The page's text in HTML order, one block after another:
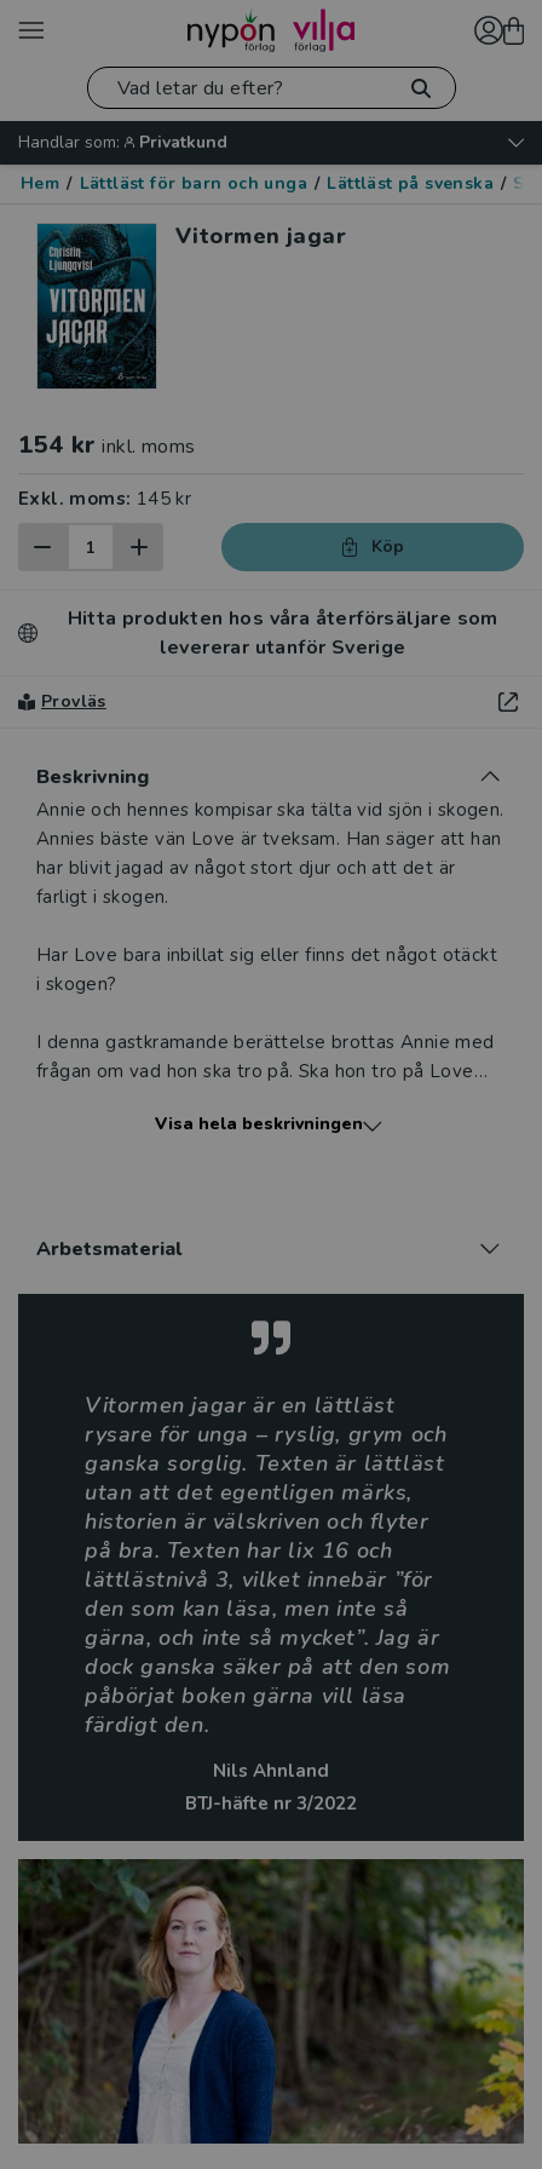
Handlar som:
Privatkund
Hem / Lättläst för barn och unga / Lättläst på svenska /
Vitormen jagar
154 kr inkl. moms
Exkl. moms: 145 kr
Köp
Hitta produkten hos våra återförsäljare som
levererar utanför Sverige
Provläs
Beskrivning
Beskrivning
Annie och hennes kompisar ska tälta vid sjön i skogen.
Annies bäste vän Love är tveksam. Han säger att han
har blivit jagad av något stort djur och att det är
farligt i skogen.
Har Love bara inbillat sig eller finns det något otäckt
i skogen?
I denna gastkramande berättelse brottas Annie med
frågan om vad hon ska tro på. Ska hon tro på Love
såg hon egentligen den där kvällen? Kan Annie ens
Det är en skräckhistoria och samtidigt en fin skildring
av vänskap och tillit. På ett rakt och enkelt språk
förmedlar den skrämmande känslor - både av att vara
förföljd och av att inte våga lita på sitt eget omdöme.
Författaren Christin Ljungqvist har skrivit flera
ungdomsböcker, men detta är hennes första lättlästa
bok. Hennes böcker har ofta övernaturliga inslag.
Boken finns även som e-bok och som ljudbok.
Visa hela beskrivningen
Arbetsmaterial
Vitormen jagar är en lättläst
rysare för unga – ryslig, grym och
ganska sorglig. Texten är lättläst
utan att det egentligen märks,
historien är välskriven och flyter
på bra. Texten har lix 16 och
lättlästnivå 3, vilket innebär ”för
den som kan läsa, men inte så
gärna, och inte så mycket”. Jag är
dock ganska säker på att den som
påbörjat boken gärna vill läsa
färdigt den.
Nils Ahnland
BTJ-häfte nr 3/2022